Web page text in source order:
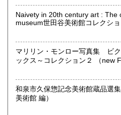
沿線名：-
最寄駅：-
営業時間：事務所(無店舗)、事
定休日：古本屋として店舗営業
書籍の買取について
https://www.kuragebunko.com/
にお問合せ下さい。
Naivety in 20th century art : The
museum世田谷美術館コレクシ
マリリン・モンロー写真集 ビ
ックス～コレクシ
和泉市久保惣記念美術館蔵品選集 増訂. （和泉市
美術館 編）